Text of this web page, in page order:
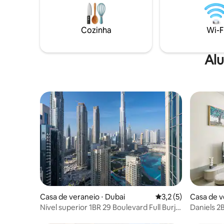
para itens essenciais diários, o Carrefour
fica a apenas alguns passos de distância
— tornando sua estadia fácil,
conveniente e sem estresse!
sala de
para sua
Cozinha Wi-
Casa de veraneio ⋅ Dubai 3,2 de uma
3,2 (5)
Nível superior 1BR 29 Boulevard Full Burj
Casa de
Daniels